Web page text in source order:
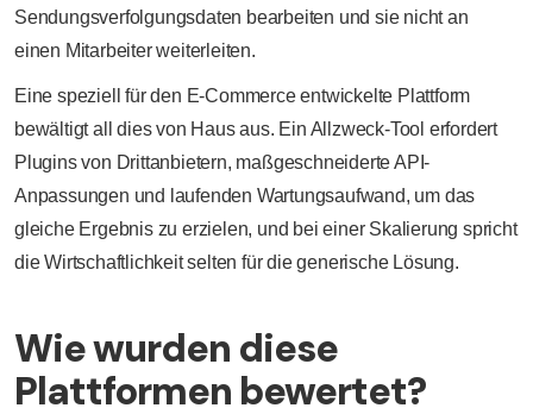
Sendungsverfolgungsdaten bearbeiten und sie nicht an
einen Mitarbeiter weiterleiten.
Eine speziell für den E-Commerce entwickelte Plattform
bewältigt all dies von Haus aus. Ein Allzweck-Tool erfordert
Plugins von Drittanbietern, maßgeschneiderte API-
Anpassungen und laufenden Wartungsaufwand, um das
gleiche Ergebnis zu erzielen, und bei einer Skalierung spricht
die Wirtschaftlichkeit selten für die generische Lösung.
Wie wurden diese
Plattformen bewertet?